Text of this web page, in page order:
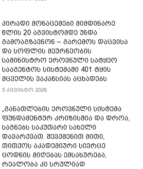
პირადი მონაცემები მიმდინარე
წლის 20 აგვისტომდე უნდა
გამოაგზავნონ – გარემოს დაცვისა
და სოფლის მეურნეობის
სამინისტრო ეროვნული სატყეო
სააგენტოს სისტემაში 401 ტყის
მცველის ვაკანსიას აცხადებს
5 აგვისტო 2026
„განათლების ეროვნული სისტემა
ფუნდამენტურ კრიზისშია და დროა,
საგნებს საკუთარი სახელი
დავარქვათ. შევქმენით მითი,
თითქოს აკადემიური სივრცე
ცოდნის მიღებას ემსახურება,
რეალობა კი სრულიად